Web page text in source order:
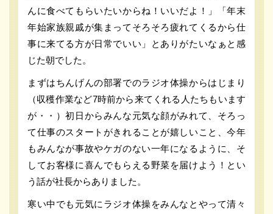
んに食べてもらいたいからね！いいだよ！」「年末
年始家族親戚が集まってそろそろ疲れてくるから仕
事に来てる方が日常でいい」とありがたいなぁと感
じた朝でした。
まずはちんげんの部署でのラジオ体操からはじまり
（収穫作業など7時前から来てくれる人たちもいます
が・・）初日からみんな元気な顔がみれて、そろっ
て仕事のスタートがきれることが嬉しいこと、今年
もみんなが事故やケガのない一年になるように、そ
してお客様に喜んでもらえる野菜を届けよう！とい
う話が社長からありました。
寒い中でも元気にラジオ体操をみんなとやって清々